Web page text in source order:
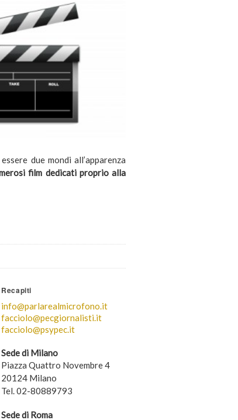
due mondi all’apparenza
film dedicati proprio alla
Recapiti
info@parlarealmicrofono.it
facciolo@pecgiornalisti.it
facciolo@psypec.it
Sede di Milano
Piazza Quattro Novembre 4
20124 Milano
Tel. 02-80889793
Sede di Roma